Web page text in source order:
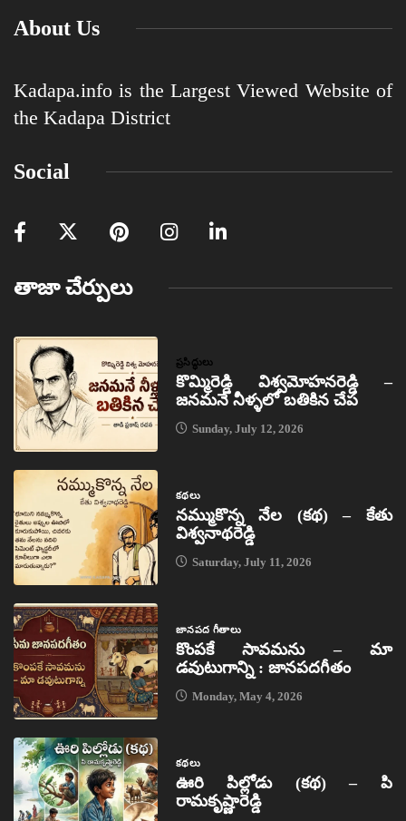
About Us
Kadapa.info is the Largest Viewed Website of
the Kadapa District
Social
తాజా చేర్పులు
ప్రసిద్ధులు
కొమ్మిరెడ్డి విశ్వమోహనరెడ్డి –
జనమనే నీళ్ళలో బతికిన చేప
Sunday, July 12, 2026
కథలు
నమ్ముకొన్న నేల (కథ) – కేతు
విశ్వనాథరెడ్డి
Saturday, July 11, 2026
జానపద గీతాలు
కొంపకే సావమను – మా
డవుటుగాన్ని : జానపదగీతం
Monday, May 4, 2026
కథలు
ఊరి పిల్లోడు (కథ) – పి
రామకృష్ణారెడ్డి